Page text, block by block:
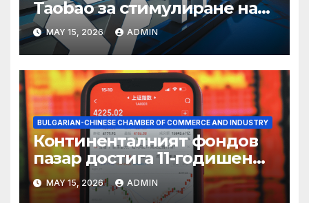
Taobao за стимулиране на
пазаруването 618
MAY 15, 2026 ADMIN
BULGARIAN-CHINESE CHAMBER OF COMMERCE AND INDUSTRY
Континенталният фондов
пазар достига 11-годишен
връх
MAY 15, 2026 ADMIN